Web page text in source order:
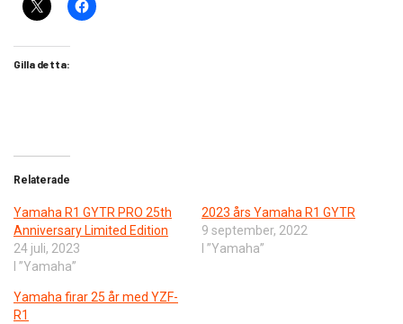
Gilla detta:
Relaterade
Yamaha R1 GYTR PRO 25th
Anniversary Limited Edition
24 juli, 2023
I ”Yamaha”
2023 års Yamaha R1 GYTR
9 september, 2022
I ”Yamaha”
Yamaha firar 25 år med YZF-
R1